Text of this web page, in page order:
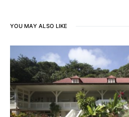
YOU MAY ALSO LIKE